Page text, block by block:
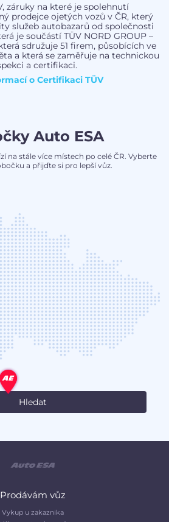
záruky na které je spolehnutí
prodejce ojetých vozů v ČR, který
služeb autobazarů od společnosti
je součástí TÜV NORD GROUP –
sdružuje 51 firem, působících ve
a která se zaměřuje na technickou
a certifikaci.
o Certifikaci TÜV
Auto ESA
na stále více místech po celé ČR. Vyberte
a přijďte si pro lepší vůz.
Prodávám vůz
Vykup u zakaznika